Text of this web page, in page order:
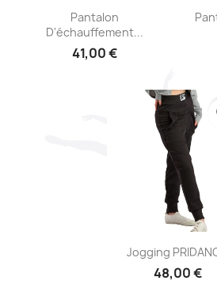
Aperçu rapide
Pantalon
D'échauffement...
41,00 €
Aperçu
Jogging
48,00 €